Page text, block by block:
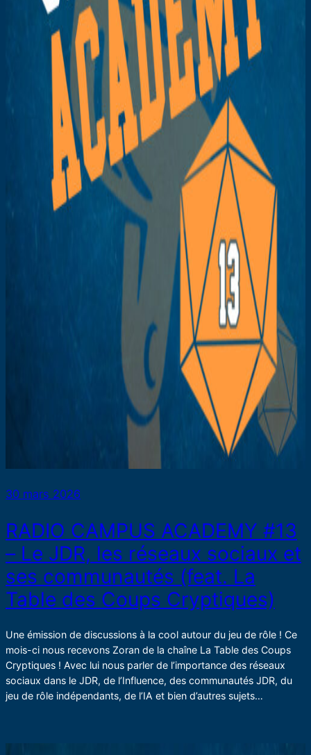
30 mars 2026
RADIO CAMPUS ACADEMY #13
– Le JDR, les réseaux sociaux et
ses communautés (feat. La
Table des Coups Cryptiques)
Une émission de discussions à la cool autour du jeu de rôle ! Ce
mois-ci nous recevons Zoran de la chaîne La Table des Coups
Cryptiques ! Avec lui nous parler de l’importance des réseaux
sociaux dans le JDR, de l’Influence, des communautés JDR, du
jeu de rôle indépendants, de l’IA et bien d’autres sujets…